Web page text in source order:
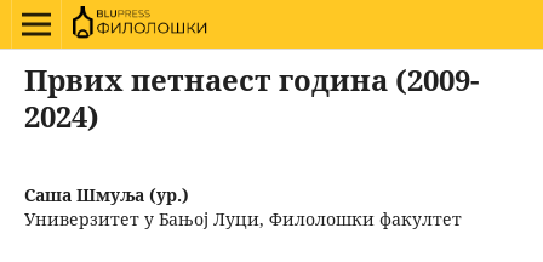
Првих петнаест година (2009-
2024)
Саша Шмуља (ур.)
Универзитет у Бањој Луци, Филолошки факултет